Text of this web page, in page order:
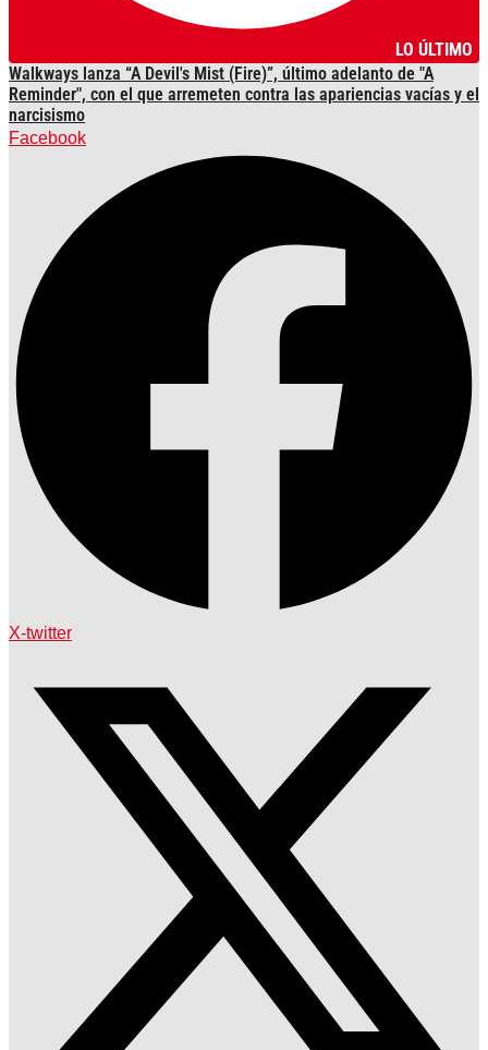
LO ÚLTIMO
Walkways lanza “A Devil's Mist (Fire)”, último adelanto de "A
Reminder", con el que arremeten contra las apariencias vacías y el
narcisismo
Facebook
X-twitter